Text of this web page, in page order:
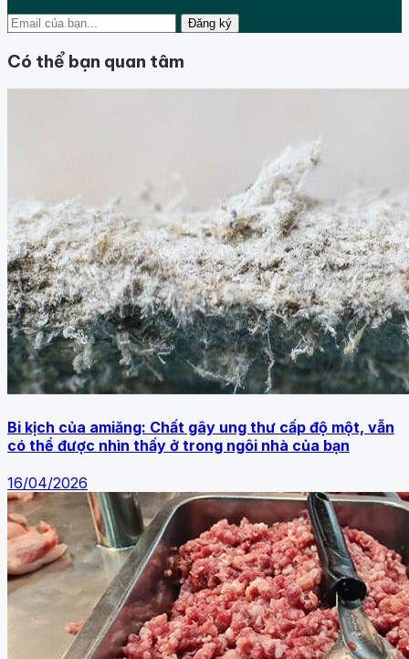
Đăng ký
Có thể bạn quan tâm
Bi kịch của amiăng: Chất gây ung thư cấp độ một, vẫn
có thể được nhìn thấy ở trong ngôi nhà của bạn
16/04/2026